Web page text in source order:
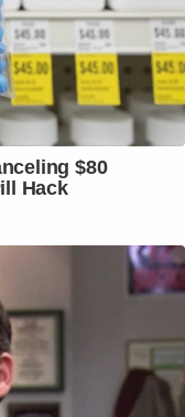
$80
Hack